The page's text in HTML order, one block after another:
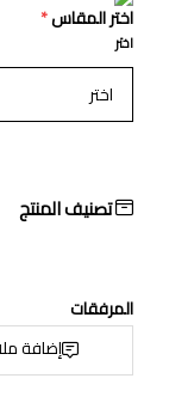
اختر المقاس*
اختر
تصنيف المنتج
المرفقات
إضافة